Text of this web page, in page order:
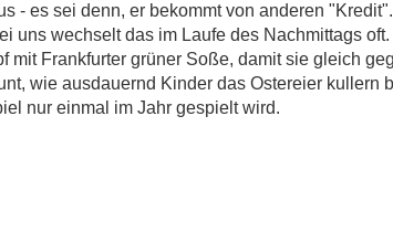
- es sei denn, er bekommt von anderen
uns wechselt das im Laufe des Nachmittags
mit Frankfurter grüner Soße, damit sie gleich
wie ausdauernd Kinder das Ostereier kullern
nur einmal im Jahr gespielt wird.